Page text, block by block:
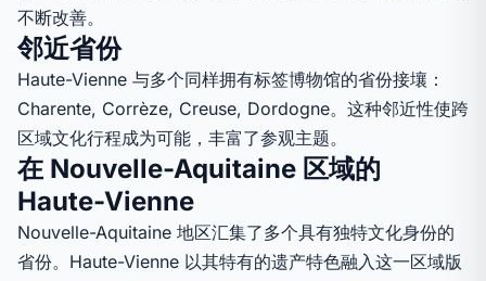
不断改善。
邻近省份
Haute-Vienne 与多个同样拥有标签博物馆的省份接壤：
Charente, Corrèze, Creuse, Dordogne。这种邻近性使跨
区域文化行程成为可能，丰富了参观主题。
在 Nouvelle-Aquitaine 区域的
Haute-Vienne
Nouvelle-Aquitaine 地区汇集了多个具有独特文化身份的
省份。Haute-Vienne 以其特有的遗产特色融入这一区域版